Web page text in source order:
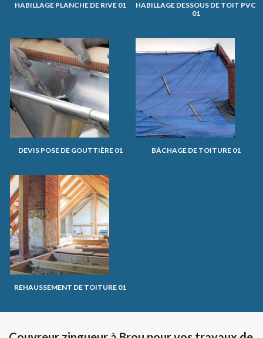
HABILLAGE PLANCHE DE RIVE 01
HABILLAGE DESSOUS DE TOIT PVC
01
DEVIS POSE DE GOUTTIÈRE 01 BÂCHAGE DE TOITURE 01
REHAUSSEMENT DE TOITURE 01